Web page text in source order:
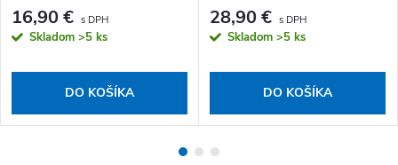
16,90 €
Skladom >5 ks
DO KOŠÍKA
28,90 €
Skladom >5 ks
DO KOŠÍKA